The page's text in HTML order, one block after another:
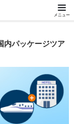
メニュー
内パッケージツア